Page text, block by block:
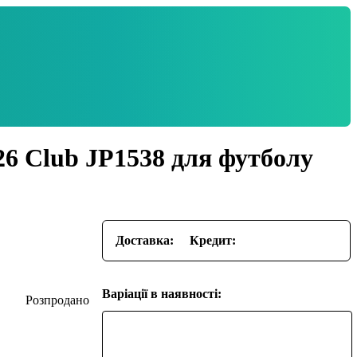
Club JP1538 для футболу
Доставка: Кредит:
Варіації в наявності: